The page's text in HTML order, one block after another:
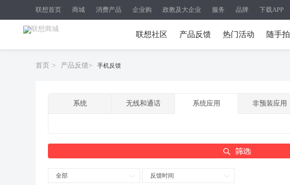
联想首页 商城 消费产品 企业购 政教及大企业 服务 品牌 下载APP
联想社区 产品反馈 热门活动 随手拍
首页 > 产品反馈> 手机反馈
系统 无线和通话 系统应用 非预装应用
全部 反馈时间